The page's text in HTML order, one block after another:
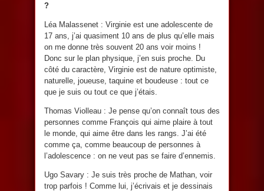
?
Léa Malassenet : Virginie est une adolescente de
17 ans, j’ai quasiment 10 ans de plus qu’elle mais
on me donne très souvent 20 ans voir moins !
Donc sur le plan physique, j’en suis proche. Du
côté du caractère, Virginie est de nature optimiste,
naturelle, joueuse, taquine et boudeuse : tout ce
que je suis ou tout ce que j’étais.
Thomas Violleau : Je pense qu’on connaît tous des
personnes comme François qui aime plaire à tout
le monde, qui aime être dans les rangs. J’ai été
comme ça, comme beaucoup de personnes à
l’adolescence : on ne veut pas se faire d’ennemis.
Ugo Savary : Je suis très proche de Mathan, voir
trop parfois ! Comme lui, j’écrivais et je dessinais